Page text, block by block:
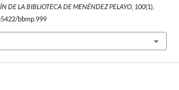
DE LA BIBLIOTECA DE MENÉNDEZ PELAYO, 100(1),
bbmp.999